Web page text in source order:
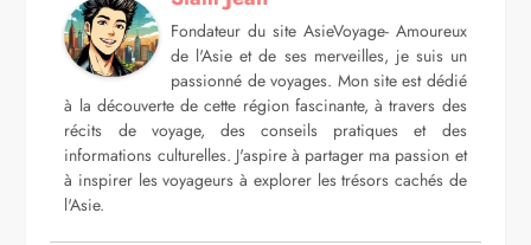
Fondateur du site AsieVoyage- Amoureux
de l'Asie et de ses merveilles, je suis un
passionné de voyages. Mon site est dédié
à la découverte de cette région fascinante, à travers des
récits de voyage, des conseils pratiques et des
informations culturelles. J'aspire à partager ma passion et
à inspirer les voyageurs à explorer les trésors cachés de
l'Asie.